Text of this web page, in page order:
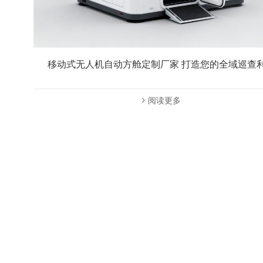
移动式无人机自动方舱定制厂家 打造您的全域巡查
阅读更多